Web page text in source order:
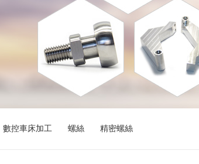
數控車床加工 螺絲 精密螺絲